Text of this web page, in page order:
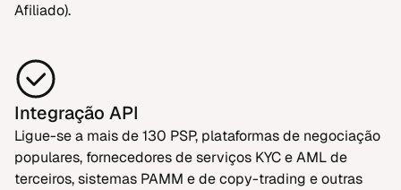
Afiliado).
Integração API
Ligue-se a mais de 130 PSP, plataformas de negociação
populares, fornecedores de serviços KYC e AML de
terceiros, sistemas PAMM e de copy-trading e outras